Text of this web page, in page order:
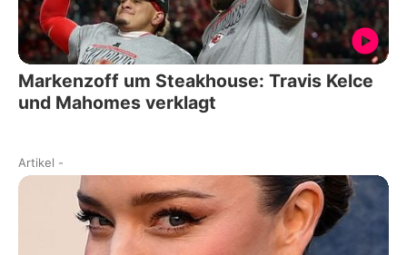
Markenzoff um Steakhouse: Travis Kelce
und Mahomes verklagt
Artikel -